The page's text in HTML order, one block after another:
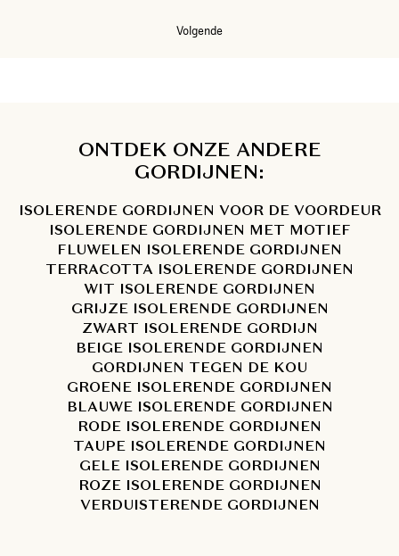
Volgende
ONTDEK ONZE ANDERE
GORDIJNEN:
ISOLERENDE GORDIJNEN VOOR DE VOORDEUR
ISOLERENDE GORDIJNEN MET MOTIEF
FLUWELEN ISOLERENDE GORDIJNEN
TERRACOTTA ISOLERENDE GORDIJNEN
WIT ISOLERENDE GORDIJNEN
GRIJZE ISOLERENDE GORDIJNEN
ZWART ISOLERENDE GORDIJN
BEIGE ISOLERENDE GORDIJNEN
GORDIJNEN TEGEN DE KOU
GROENE ISOLERENDE GORDIJNEN
BLAUWE ISOLERENDE GORDIJNEN
RODE ISOLERENDE GORDIJNEN
TAUPE ISOLERENDE GORDIJNEN
GELE ISOLERENDE GORDIJNEN
ROZE ISOLERENDE GORDIJNEN
VERDUISTERENDE GORDIJNEN